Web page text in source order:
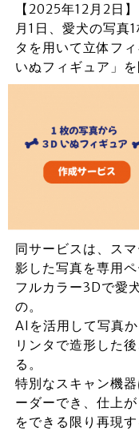
【2025年12月2日
月1日、愛犬の写真
タを用いて立体フ
いぬフィギュア」を
同サービスは、ス
影した写真を専用
フルカラー3Dで愛
の。
AIを活用して写真
リンタで造形した
る。
特別なスキャン機
ーダーでき、仕上
をできる限り再現